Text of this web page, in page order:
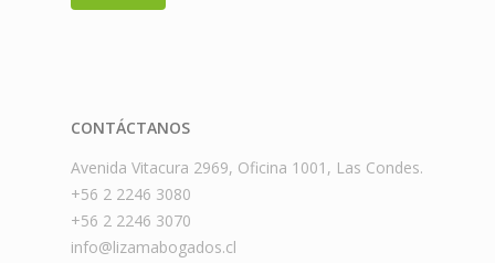
CONTÁCTANOS
Avenida Vitacura 2969, Oficina 1001, Las Condes.
+56 2 2246 3080
+56 2 2246 3070
info@lizamabogados.cl